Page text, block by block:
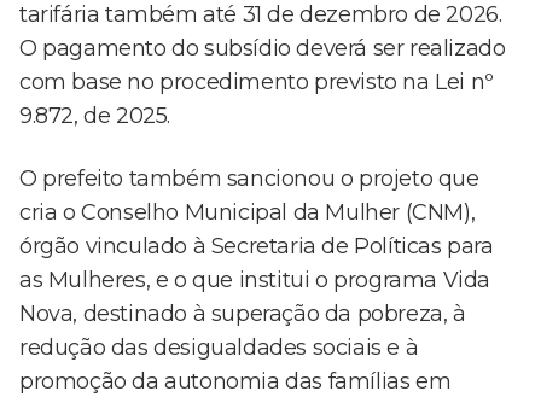
tarifária também até 31 de dezembro de 2026.
O pagamento do subsídio deverá ser realizado
com base no procedimento previsto na Lei nº
9.872, de 2025.
O prefeito também sancionou o projeto que
cria o Conselho Municipal da Mulher (CNM),
órgão vinculado à Secretaria de Políticas para
as Mulheres, e o que institui o programa Vida
Nova, destinado à superação da pobreza, à
redução das desigualdades sociais e à
promoção da autonomia das famílias em